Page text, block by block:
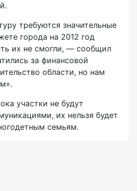
требуются значительные
города на 2012 год
их не смогли, — сообщил
за финансовой
области, но нам
участки не будут
их нельзя будет
семьям.